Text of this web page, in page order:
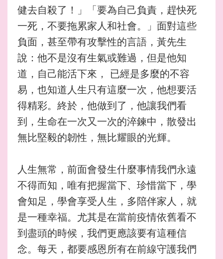
健去自殺了！」「要為自己負責，趕快死
一死，不要拖累家人和社會。」面對這些
負面，甚至帶有攻擊性的言語，黃先生
說：他不是沒有生氣或難過，但是他知
道，自己能活下來， 已經是多麼的不容
易，也知道人生只有這麼一次，他想要活
得精彩。終於，他做到了，他讓我們看
到，生命在一次又一次的淬鍊中，散發出
無比堅毅的韌性，無比耀眼的光輝。
人生無常，前面會發生什麼事情我們永遠
不得而知，唯有把握當下、珍惜當下，學
會知足，學會享受人生，多陪伴家人，就
是一種幸福。尤其是在當前疫情依舊看不
到盡頭的時候，我們更應該要有這種信
念。每天，都要感恩所有在前線守護我們